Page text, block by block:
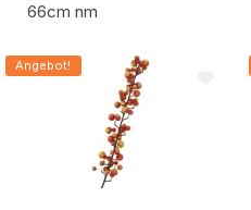
66cm nm
Artikelcode:
Angebot!